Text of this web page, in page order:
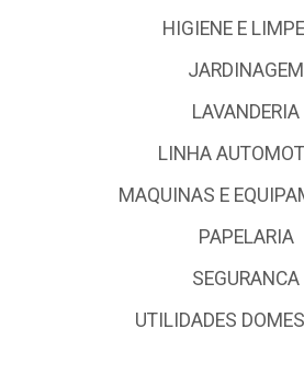
HIGIENE E
JARDINAGEM
LAVANDERIA
LINHA
MAQUINAS E
PAPELARIA
SEGURANCA
UTILIDADES